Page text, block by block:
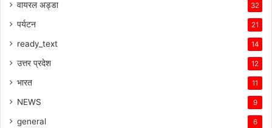
वायरल अड्डा 32
पर्यटन 21
ready_text 14
उत्तर प्रदेश 12
भारत 11
NEWS 9
general 6